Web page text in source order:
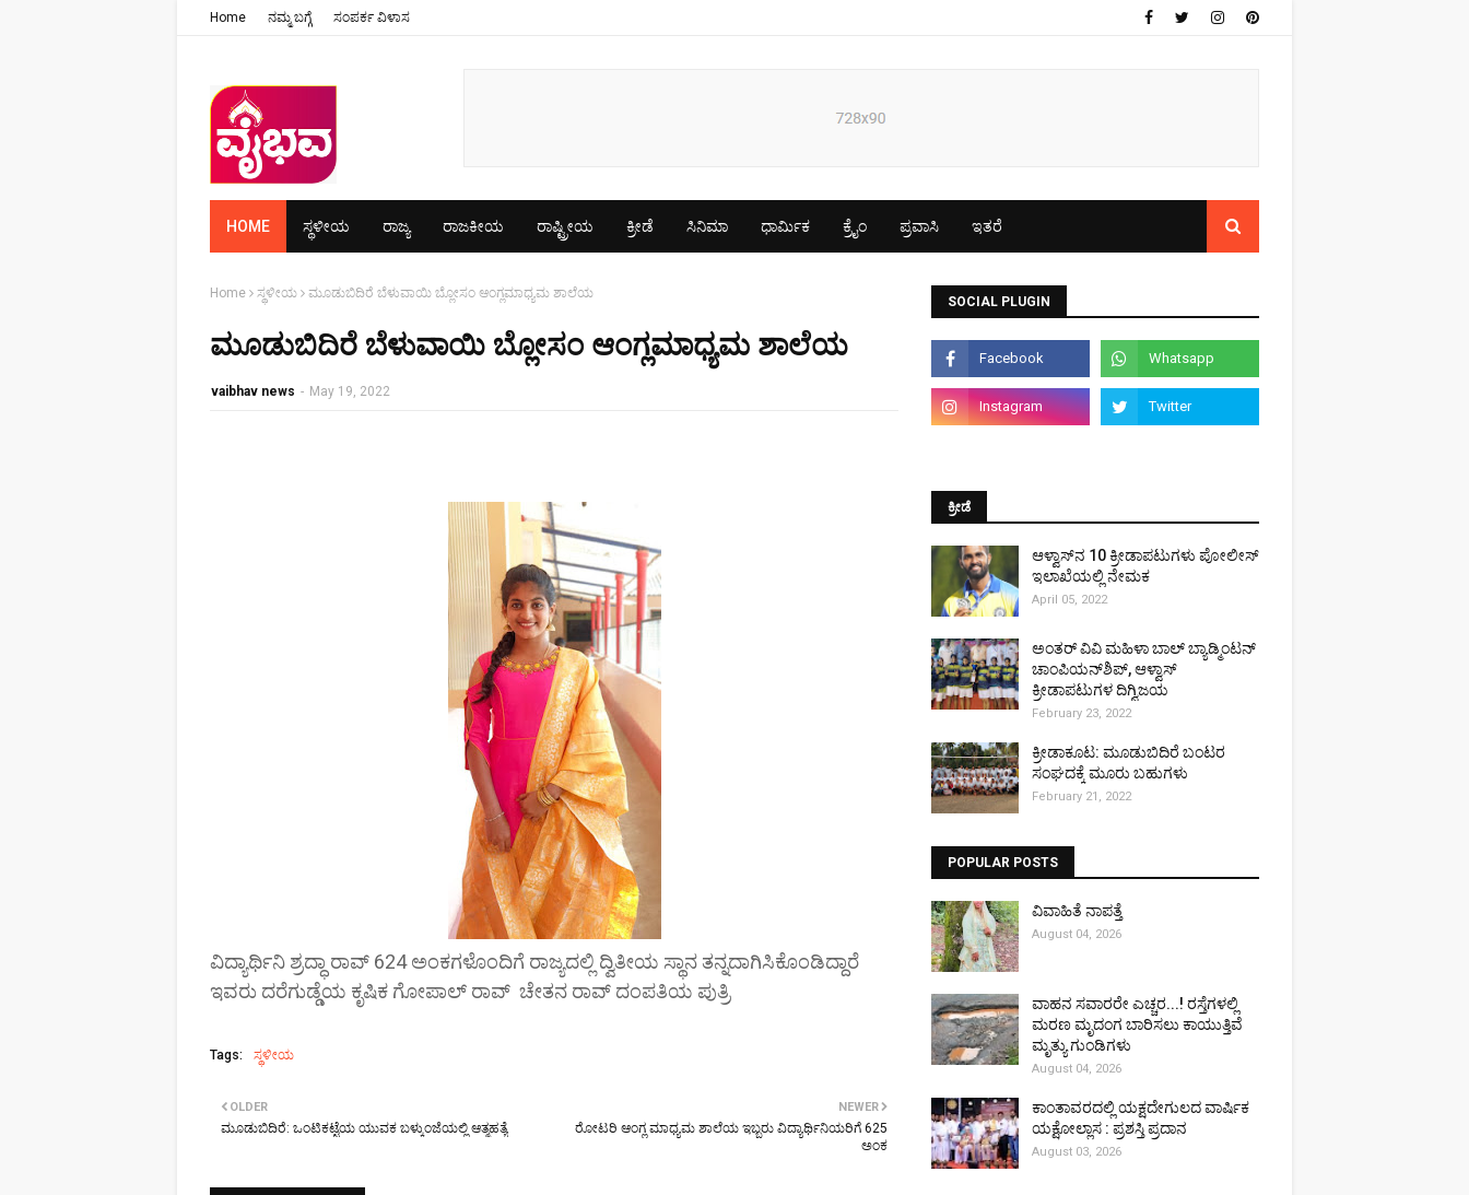
Home ನಮ್ಮ ಬಗ್ಗೆ ಸಂಪರ್ಕ ವಿಳಾಸ
HOME ಸ್ಥಳೀಯ ರಾಜ್ಯ ರಾಜಕೀಯ ರಾಷ್ಟ್ರೀಯ ಕ್ರೀಡೆ ಸಿನಿಮಾ ಧಾರ್ಮಿಕ ಕ್ರೈಂ ಪ್ರವಾಸಿ ಇತರೆ
Home ಸ್ಥಳೀಯ ಮೂಡುಬಿದಿರೆ ಬೆಳುವಾಯಿ ಬ್ಲೋಸಂ ಆಂಗ್ಲಮಾಧ್ಯಮ ಶಾಲೆಯ
ಮೂಡುಬಿದಿರೆ ಬೆಳುವಾಯಿ ಬ್ಲೋಸಂ ಆಂಗ್ಲಮಾಧ್ಯಮ ಶಾಲೆಯ
vaibhav news - May 19, 2022
ವಿದ್ಯಾರ್ಥಿನಿ ಶ್ರದ್ಧಾ ರಾವ್ 624 ಅಂಕಗಳೊಂದಿಗೆ ರಾಜ್ಯದಲ್ಲಿ ದ್ವಿತೀಯ ಸ್ಥಾನ ತನ್ನದಾಗಿಸಿಕೊಂಡಿದ್ದಾರೆ
ಇವರು ದರೆಗುಡ್ಡೆಯ ಕೃಷಿಕ ಗೋಪಾಲ್ ರಾವ್ ಚೇತನ ರಾವ್ ದಂಪತಿಯ ಪುತ್ರಿ
Tags: ಸ್ಥಳೀಯ
NEWER
ರೋಟರಿ ಆಂಗ್ಲ ಮಾಧ್ಯಮ ಶಾಲೆಯ ಇಬ್ಬರು ವಿದ್ಯಾರ್ಥಿನಿಯರಿಗೆ 625
ಅಂಕ
OLDER
ಮೂಡುಬಿದಿರೆ: ಒಂಟಿಕಟ್ಟೆಯ ಯುವಕ ಬಳ್ಕುಂಜೆಯಲ್ಲಿ ಆತ್ಮಹತ್ಯೆ
SOCIAL PLUGIN
ಕ್ರೀಡೆ
ಆಳ್ವಾಸ್‌ನ 10 ಕ್ರೀಡಾಪಟುಗಳು ಪೋಲೀಸ್
ಇಲಾಖೆಯಲ್ಲಿ ನೇಮಕ
April 05, 2022
ಅಂತರ್ ವಿವಿ ಮಹಿಳಾ ಬಾಲ್ ಬ್ಯಾಡ್ಮಿಂಟನ್
ಚಾಂಪಿಯನ್‌ಶಿಪ್, ಆಳ್ವಾಸ್
ಕ್ರೀಡಾಪಟುಗಳ ದಿಗ್ವಿಜಯ
February 23, 2022
ಕ್ರೀಡಾಕೂಟ: ಮೂಡುಬಿದಿರೆ ಬಂಟರ
ಸಂಘದಕ್ಕೆ ಮೂರು ಬಹುಗಳು
February 21, 2022
POPULAR POSTS
ವಿವಾಹಿತೆ ನಾಪತ್ತೆ
August 04, 2026
ವಾಹನ ಸವಾರರೇ ಎಚ್ಚರ...! ರಸ್ತೆಗಳಲ್ಲಿ
ಮರಣ ಮೃದಂಗ ಬಾರಿಸಲು ಕಾಯುತ್ತಿವೆ
ಮೃತ್ಯು ಗುಂಡಿಗಳು
August 04, 2026
ಕಾಂತಾವರದಲ್ಲಿ ಯಕ್ಷದೇಗುಲದ ವಾರ್ಷಿಕ
ಯಕ್ಷೋಲ್ಲಾಸ : ಪ್ರಶಸ್ತಿ ಪ್ರದಾನ
August 03, 2026